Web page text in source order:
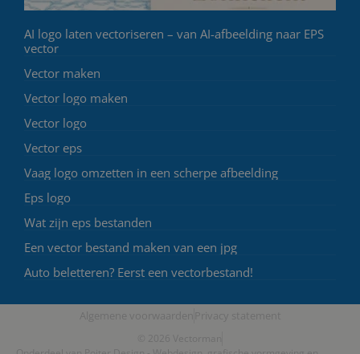
AI logo laten vectoriseren – van AI-afbeelding naar EPS
vector
Vector maken
Vector logo maken
Vector logo
Vector eps
Vaag logo omzetten in een scherpe afbeelding
Eps logo
Wat zijn eps bestanden
Een vector bestand maken van een jpg
Auto beletteren? Eerst een vectorbestand!